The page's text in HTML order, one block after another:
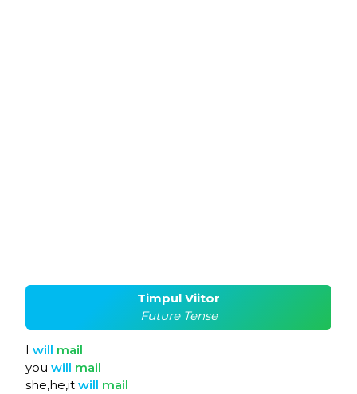
Timpul Viitor
Future Tense
I will mail
you will mail
she,he,it will mail